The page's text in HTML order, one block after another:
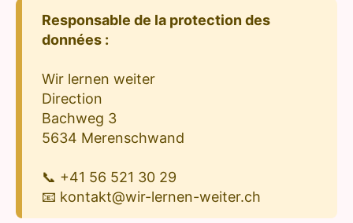
Responsable de la protection des
données :
Wir lernen weiter
Direction
Bachweg 3
5634 Merenschwand
📞 +41 56 521 30 29
📧 kontakt@wir-lernen-weiter.ch